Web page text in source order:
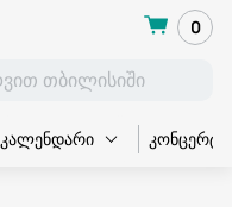
0
კალენდარი კონცერტი